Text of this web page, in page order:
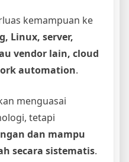
kemampuan ke
Linux, server,
vendor lain, cloud
automation.
menguasai
tetapi
dan mampu
secara sistematis.